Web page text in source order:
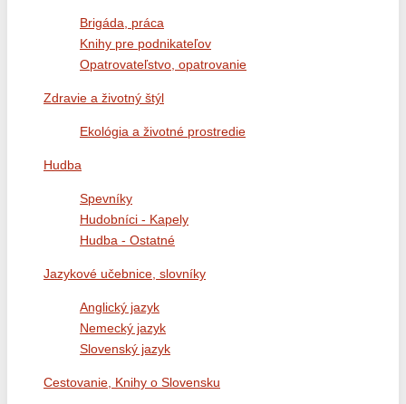
Brigáda, práca
Knihy pre podnikateľov
Opatrovateľstvo, opatrovanie
Zdravie a životný štýl
Ekológia a životné prostredie
Hudba
Spevníky
Hudobníci - Kapely
Hudba - Ostatné
Jazykové učebnice, slovníky
Anglický jazyk
Nemecký jazyk
Slovenský jazyk
Cestovanie, Knihy o Slovensku